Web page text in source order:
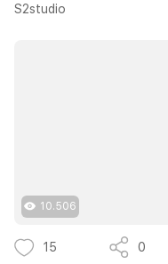
S2studio
10.506
15 0